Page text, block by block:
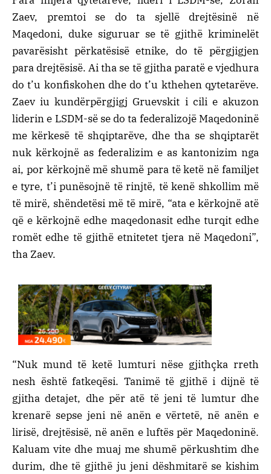
Zaev, premtoi se do ta sjellë drejtësinë në
Maqedoni, duke siguruar se të gjithë kriminelët
pavarësisht përkatësisë etnike, do të përgjigjen
para drejtësisë. Ai tha se të gjitha paratë e vjedhura
do t’u konfiskohen dhe do t’u kthehen qytetarëve.
Zaev iu kundërpërgjigj Gruevskit i cili e akuzon
liderin e LSDM-së se do ta federalizojë Maqedoninë
me kërkesë të shqiptarëve, dhe tha se shqiptarët
nuk kërkojnë as federalizim e as kantonizim nga
ai, por kërkojnë më shumë para të ketë në familjet
e tyre, t’i punësojnë të rinjtë, të kenë shkollim më
të mirë, shëndetësi më të mirë, “ata e kërkojnë atë
që e kërkojnë edhe maqedonasit edhe turqit edhe
romët edhe të gjithë etnitetet tjera në Maqedoni”,
tha Zaev.
“Nuk mund të ketë lumturi nëse gjithçka rreth
nesh është fatkeqësi. Tanimë të gjithë i dijnë të
gjitha detajet, dhe për atë të jeni të lumtur dhe
krenarë sepse jeni në anën e vërtetë, në anën e
lirisë, drejtësisë, në anën e luftës për Maqedoninë.
Kaluam vite dhe muaj me shumë përkushtim dhe
durim, dhe të gjithë ju jeni dëshmitarë se kishim